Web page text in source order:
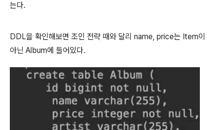
는다.
DDL을 확인해보면 조인 전략 때와 달리 name, price는 Item이
아닌 Album에 들어있다.